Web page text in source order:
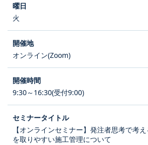
火
オンライン(Zoom)
9:30～16:30(受付9:00)
【オンラインセミナー】発注者思考で考
を取りやすい施工管理について